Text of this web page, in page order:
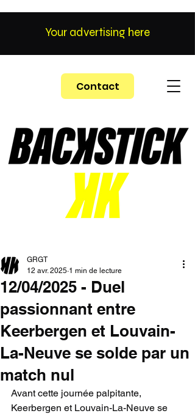
Contact
Your advertising here
12/04/2025 - Duel
passionnant entre
Keerbergen et Louvain-
La-Neuve se solde par un
match nul
GRGT
12 avr. 2025 1 min de lecture
Avant cette journée palpitante,
Keerbergen et Louvain-La-Neuve se